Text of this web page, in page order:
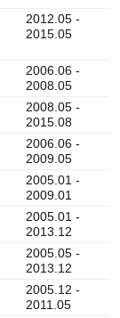
2012.05 -
2015.05
2006.06 -
2008.05
2008.05 -
2015.08
2006.06 -
2009.05
2005.01 -
2009.01
2005.01 -
2013.12
2005.05 -
2013.12
2005.12 -
2011.05